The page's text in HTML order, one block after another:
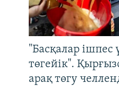
"Басқалар ішпес
төгейік".
арақ төгу